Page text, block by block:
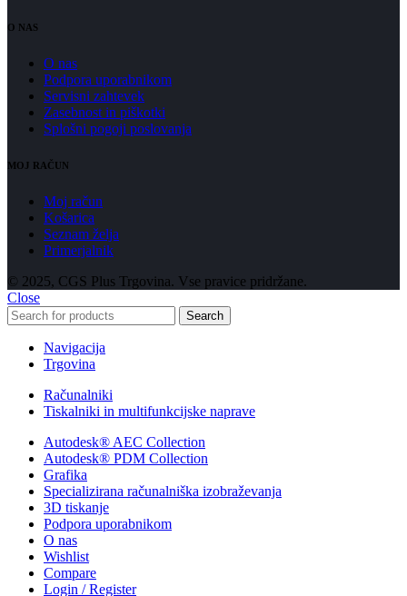
O NAS
O nas
Podpora uporabnikom
Servisni zahtevek
Zasebnost in piškotki
Splošni pogoji poslovanja
MOJ RAČUN
Moj račun
Košarica
Seznam želja
Primerjalnik
© 2025, CGS Plus Trgovina. Vse pravice pridržane.
Close
Search
Navigacija
Trgovina
Računalniki
Tiskalniki in multifunkcijske naprave
Autodesk® AEC Collection
Autodesk® PDM Collection
Grafika
Specializirana računalniška izobraževanja
3D tiskanje
Podpora uporabnikom
O nas
Wishlist
Compare
Login / Register